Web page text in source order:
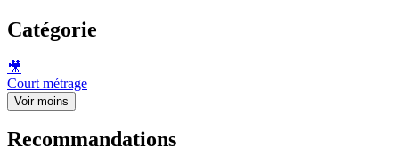
Catégorie
🎥
Court métrage
Voir moins
Recommandations